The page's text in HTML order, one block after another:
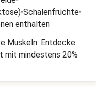
•Schalenfrüchte•
enthalten
Muskeln: Entdecke
mit mindestens 20%